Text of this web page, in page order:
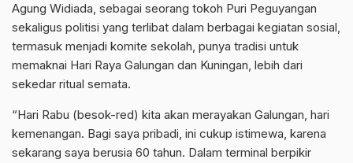
Agung Widiada, sebagai seorang tokoh Puri Peguyangan
sekaligus politisi yang terlibat dalam berbagai kegiatan sosial,
termasuk menjadi komite sekolah, punya tradisi untuk
memaknai Hari Raya Galungan dan Kuningan, lebih dari
sekedar ritual semata.
“Hari Rabu (besok-red) kita akan merayakan Galungan, hari
kemenangan. Bagi saya pribadi, ini cukup istimewa, karena
sekarang saya berusia 60 tahun. Dalam terminal berpikir